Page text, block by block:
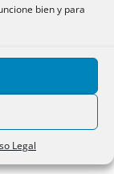
bien y para
Legal